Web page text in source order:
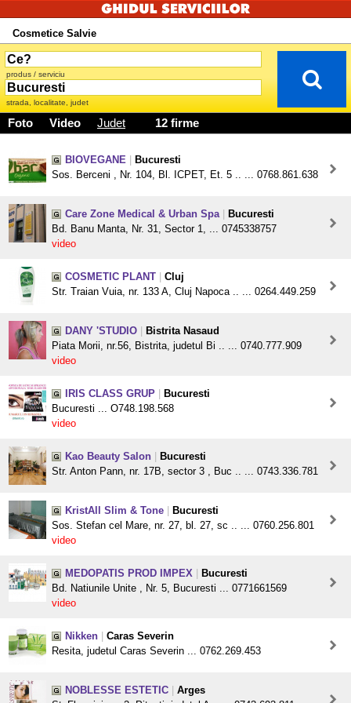
Cosmetice Salvie
produs / serviciu
strada, localitate, judet
Foto Video Judet 12 firme
BIOVEGANE
Bucuresti
Sos. Berceni , Nr. 104, Bl. ICPET, Et. 5 .. ... 0768.861.638
Care Zone Medical & Urban Spa
Bucuresti
Bd. Banu Manta, Nr. 31, Sector 1, ... 0745338757
video
COSMETIC PLANT
Cluj
Str. Traian Vuia, nr. 133 A, Cluj Napoca .. ... 0264.449.259
DANY 'STUDIO
Bistrita Nasaud
Piata Morii, nr.56, Bistrita, judetul Bi .. ... 0740.777.909
video
IRIS CLASS GRUP
Bucuresti
Bucuresti ... O748.198.568
video
Kao Beauty Salon
Bucuresti
Str. Anton Pann, nr. 17B, sector 3 , Buc .. ... 0743.336.781
KristAll Slim & Tone
Bucuresti
Sos. Stefan cel Mare, nr. 27, bl. 27, sc .. ... 0760.256.801
video
MEDOPATIS PROD IMPEX
Bucuresti
Bd. Natiunile Unite , Nr. 5, Bucuresti ... 0771661569
video
Nikken
Caras Severin
Resita, judetul Caras Severin ... 0762.269.453
NOBLESSE ESTETIC
Arges